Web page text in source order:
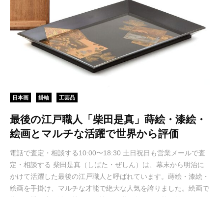
日本画 掛軸 工芸品
最後の江戸職人「柴田是真」蒔絵・漆絵・
絵画とマルチな活躍で世界から評価
電話で査定・相談する10:00〜18:30 土日祝日も営業メールで査
定・相談する 柴田是真（しばた・ぜしん）は、幕末から明治に
かけて活躍した最後の江戸職人と呼ばれています。蒔絵・漆絵・
絵画を手掛け、マルチな才能で絶大な人気を誇りました。絵画で